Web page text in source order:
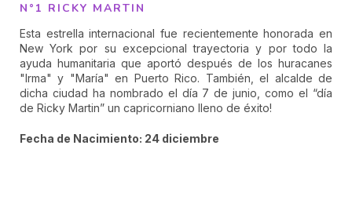
N°1 RICKY MARTIN
Esta estrella internacional fue recientemente honorada en
New York por su excepcional trayectoria y por todo la
ayuda humanitaria que aportó después de los huracanes
"Irma" y "María" en Puerto Rico. También, el alcalde de
dicha ciudad ha nombrado el día 7 de junio, como el “día
de Ricky Martin” un capricorniano lleno de éxito!
Fecha de Nacimiento: 24 diciembre